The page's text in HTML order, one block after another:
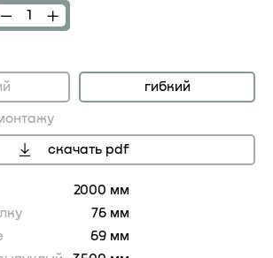
гибкий
скачать pdf
2000 мм
76 мм
69 мм